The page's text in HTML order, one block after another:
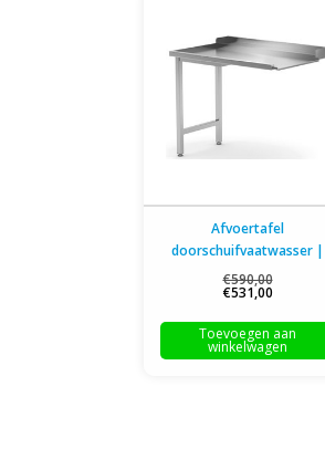
Afvoertafel
doorschuifvaatwasser |
inhaak model | links van
vaatwasser | 600-1400mm
€590,00
€531,00
Toevoegen aan
winkelwagen